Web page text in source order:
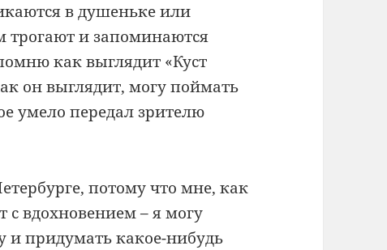
в душеньке или
трогают и запоминаются
как выглядит «Куст
он выглядит, могу поймать
умело передал зрителю
потому что мне, как
с вдохновением – я могу
и придумать какое-нибудь